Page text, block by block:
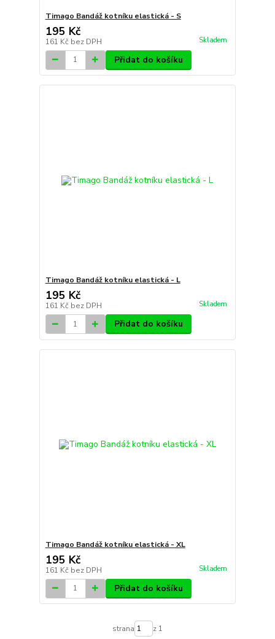
Timago Bandáž kotníku elastická - S
195 Kč
161 Kč bez DPH Skladem
Přidat do košíku
Timago Bandáž kotníku elastická - L
195 Kč
161 Kč bez DPH Skladem
Přidat do košíku
Timago Bandáž kotníku elastická - XL
195 Kč
161 Kč bez DPH Skladem
Přidat do košíku
strana z 1